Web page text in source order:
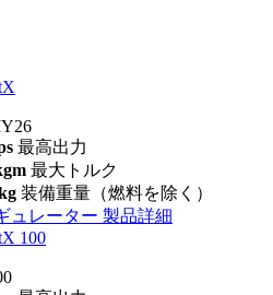
最高出力
最大トルク
装備重量（燃料を除く）
ュレーター 製品詳細
100